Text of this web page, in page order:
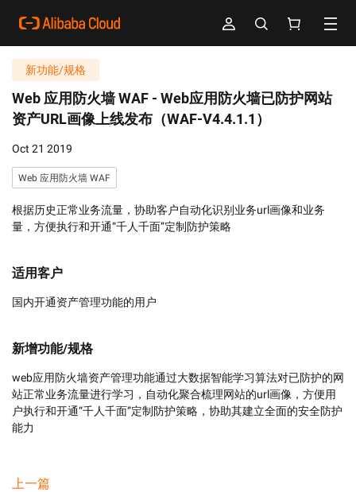
新功能/规格
Web 应用防火墙 WAF - Web应用防火墙已防护网站
资产URL画像上线发布（WAF-V4.4.1.1）
Oct 21 2019
Web 应用防火墙 WAF
根据历史正常业务流量，协助客户自动化识别业务url画像和业务
量，方便执行和开通“千人千面”定制防护策略
适用客户
国内开通资产管理功能的用户
新增功能/规格
web应用防火墙资产管理功能通过大数据智能学习算法对已防护的网
站正常业务流量进行学习，自动化聚合梳理网站的url画像，方便用
户执行和开通“千人千面”定制防护策略，协助其建立全面的安全防护
能力
上一篇